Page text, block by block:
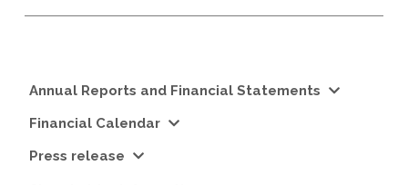
Annual Reports and Financial Statements
Financial Calendar
Press release